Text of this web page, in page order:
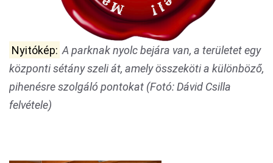
Nyitókép: A parknak nyolc bejára van, a területet egy
központi sétány szeli át, amely összeköti a különböző,
pihenésre szolgáló pontokat (Fotó: Dávid Csilla
felvétele)